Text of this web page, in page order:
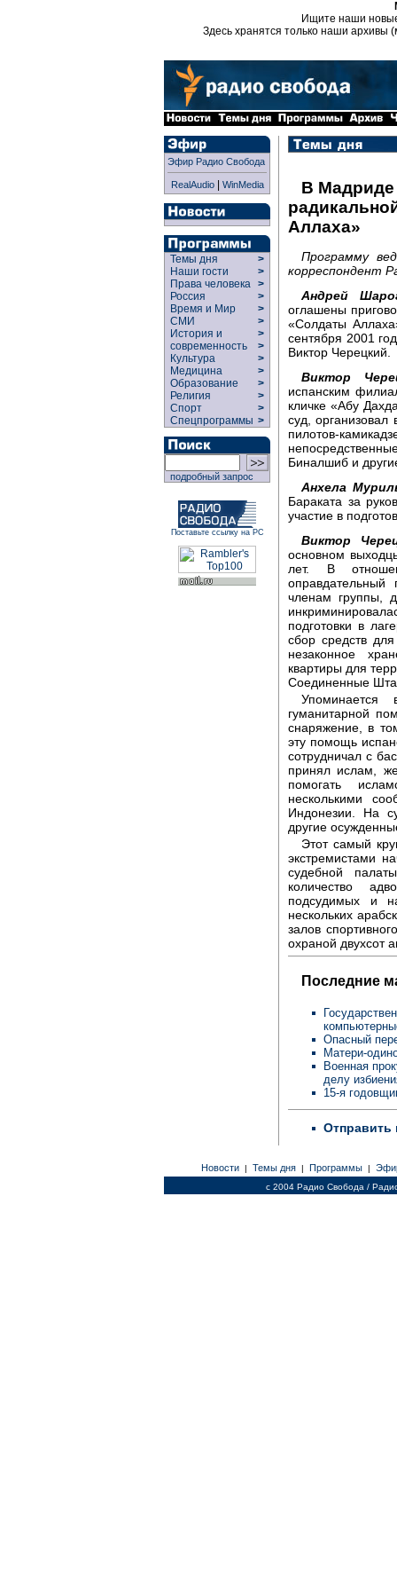
Ищите наши
Здесь хранятся только наши архивы
Эфир Радио Свобода
RealAudio| WinMedia
Темы дня
>
Наши гости
>
Права человека >
Россия
>
Время и Мир
>
СМИ
>
История и
современность
>
>
Культура
>
Медицина
>
Образование
>
Религия
>
Спорт
>
Спецпрограммы >
подробный запрос
Поставьте ссылку на РС
В Мадриде
Аллаха»
Программу
корреспондент
Андрей
оглашены
«Солдаты
сентября 2001
Виктор Черецкий.
Виктор
испанским
кличке «Абу
суд,
пилотов-
Биналшиб и
Анхела
Бараката за
участие в
Виктор
основном
лет. В
оправдательный
членам группы,
подготовки в
сбор средств
незаконное
квартиры для
Соединенные
гуманитарной
снаряжение, в
эту помощь
сотрудничал с
принял ислам,
помогать
несколькими
Индонезии. На
другие
Этот самый
экстремистами
судебной
количество
подсудимых и
нескольких
залов
охраной двухсот
Последние
Опасный
Матери-
Военная
делу
15-я
Отправить
Новости | Темы дня | Программы |
c 2004 Радио Свобода /